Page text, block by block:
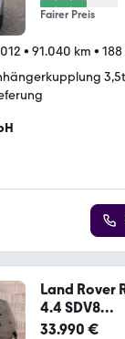
Fairer Preis
• 91.040 km • 188
3,5t
Land Rover
4.4 SDV8
33.990 €